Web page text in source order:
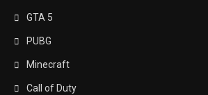
GTA 5
PUBG
Minecraft
Call of Duty